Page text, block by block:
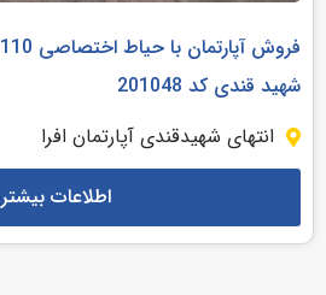
شهید قندی کد 201048
انتهای شهیدقندی آپارتمان افرا
اطلاعات بیشتر